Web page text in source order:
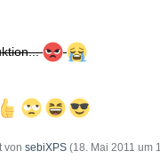
von sebiXPS (18. Mai 2011 um